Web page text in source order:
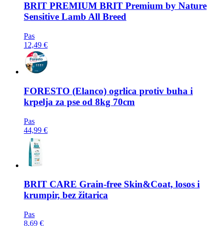
BRIT PREMIUM BRIT Premium by Nature
Sensitive Lamb All Breed
Pas
12,49 €
FORESTO (Elanco) ogrlica protiv buha i
krpelja za pse od 8kg 70cm
Pas
44,99 €
BRIT CARE Grain-free Skin&Coat, losos i
krumpir, bez žitarica
Pas
8,69 €